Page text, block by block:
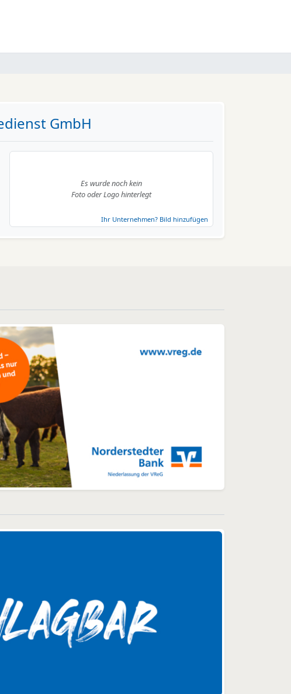
GmbH
Es wurde noch kein
Foto oder Logo hinterlegt
Ihr Unternehmen? Bild hinzufügen